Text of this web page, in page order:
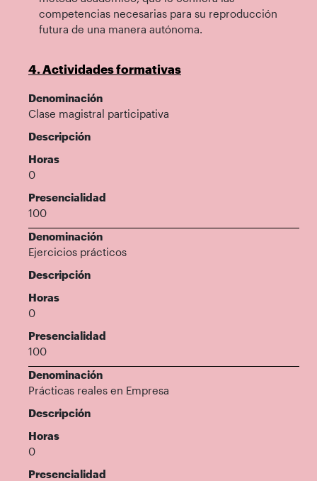
competencias necesarias para su reproducción
futura de una manera autónoma.
4. Actividades formativas
Denominación
Clase magistral participativa
Descripción
Horas
0
Presencialidad
100
Denominación
Ejercicios prácticos
Descripción
Horas
0
Presencialidad
100
Denominación
Prácticas reales en Empresa
Descripción
Horas
0
Presencialidad